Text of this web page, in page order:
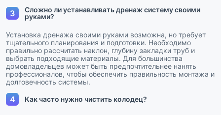
3
Сложно ли устанавливать дренаж систему своими
руками?
Установка дренажа своими руками возможна, но требует
тщательного планирования и подготовки. Необходимо
правильно рассчитать наклон, глубину закладки труб и
выбрать подходящие материалы. Для большинства
домовладельцев может быть предпочтительнее нанять
профессионалов, чтобы обеспечить правильность монтажа и
долговечность системы.
4 Как часто нужно чистить колодец?